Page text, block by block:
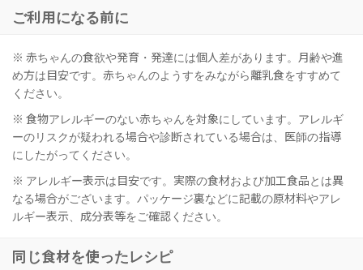
ご利用になる前に
※ 赤ちゃんの食欲や発育・発達には個人差があります。月齢や進
め方は目安です。赤ちゃんのようすをみながら離乳食をすすめて
ください。
※ 食物アレルギーのない赤ちゃんを対象にしています。アレルギ
ーのリスクが疑われる場合や診断されている場合は、医師の指導
にしたがってください。
※ アレルギー表示は目安です。実際の食材および加工食品とは異
なる場合がございます。パッケージ裏などに記載の原材料やアレ
ルギー表示、成分表等をご確認ください。
同じ食材を使ったレシピ